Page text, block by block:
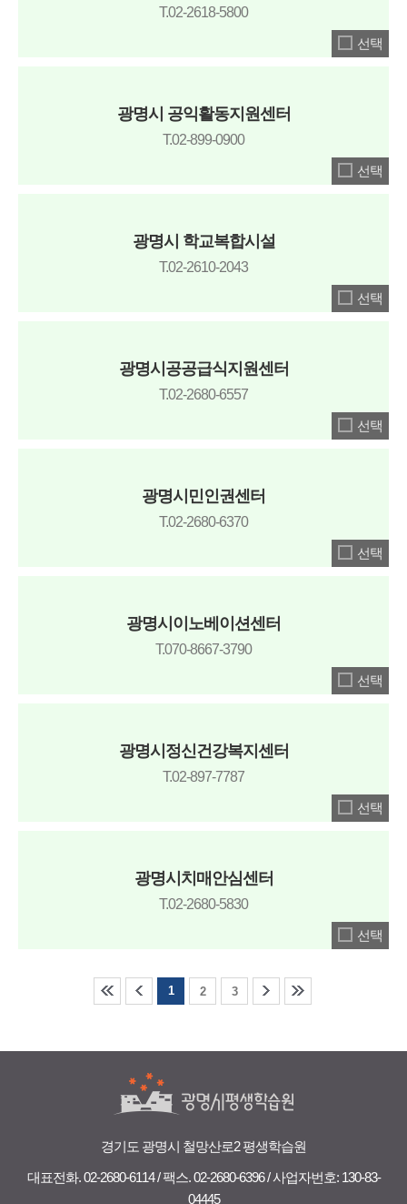
T.02-2618-5800
선택
광명시 공익활동지원센터
T.02-899-0900
선택
광명시 학교복합시설
T.02-2610-2043
선택
광명시공공급식지원센터
T.02-2680-6557
선택
광명시민인권센터
T.02-2680-6370
선택
광명시이노베이션센터
T.070-8667-3790
선택
광명시정신건강복지센터
T.02-897-7787
선택
광명시치매안심센터
T.02-2680-5830
선택
1 2 3
경기도 광명시 철망산로2 평생학습원
대표전화. 02-2680-6114/팩스. 02-2680-6396/사업자번호: 130-83-
04445